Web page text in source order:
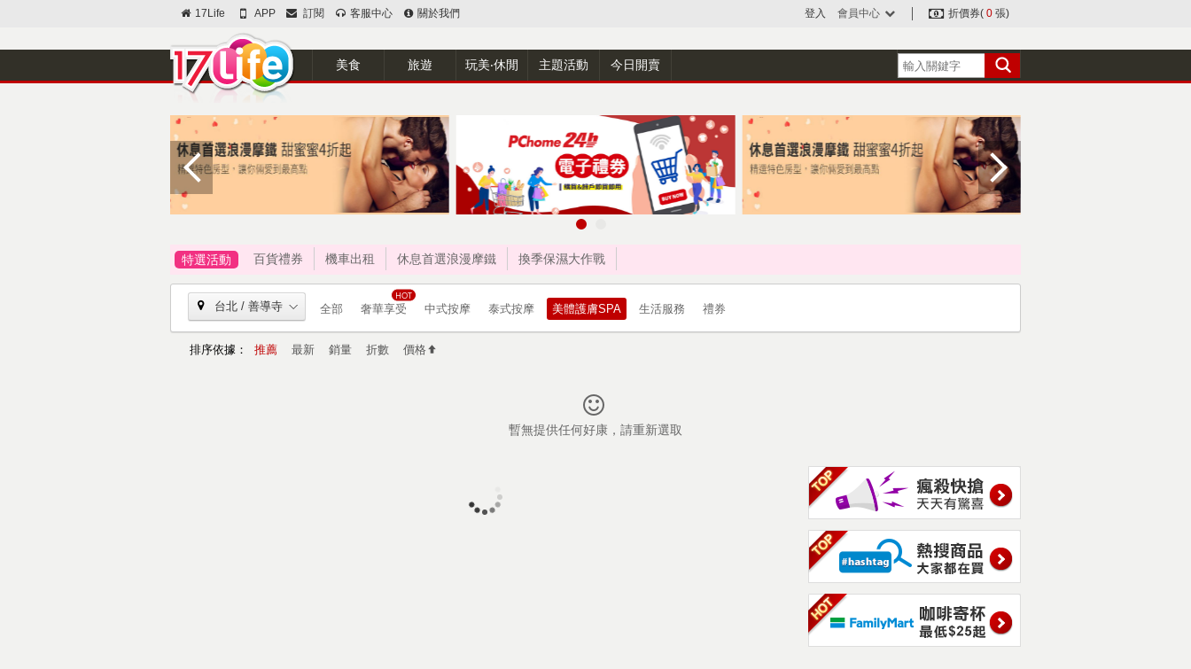
17Life APP 訂閱 客服中心 關於我們 登入 會員中心 折價券( 0 張)
美食 旅遊 玩美‧休閒 主題活動 今日開賣
特選活動 百貨禮券 機車出租 休息首選浪漫摩鐵 換季保濕大作戰
台北 / 善導寺 全部 奢華享受 中式按摩 泰式按摩 美體護膚SPA 生活服務 禮券
排序依據： 推薦 最新 銷量 折數 價格
暫無提供任何好康，請重新選取